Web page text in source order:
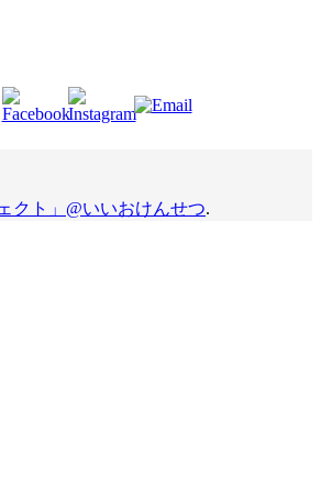
クト」@いいおけんせつ.